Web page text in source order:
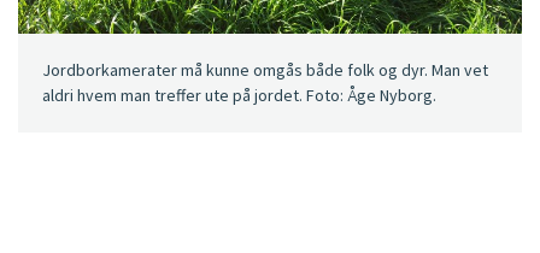
Jordborkamerater må kunne omgås både folk og dyr. Man vet
aldri hvem man treffer ute på jordet. Foto: Åge Nyborg.